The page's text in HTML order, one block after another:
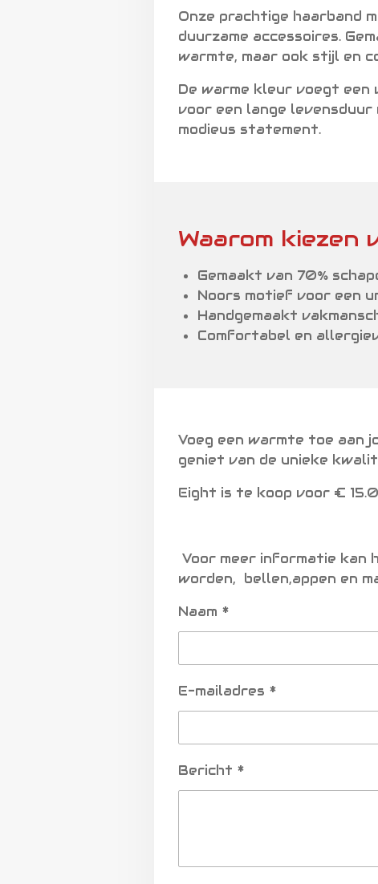
Onze prachtige haarband
duurzame accessoires.
warmte, maar ook stijl en
De warme kleur voegt
voor een lange
modieus statement.
Waarom kiezen
Gemaakt van 70%
Noors motief voor een
Handgemaakt
Comfortabel en
Voeg een warmte toe aan
geniet van de unieke
Eight is te koop voor €
Voor meer informatie kan
worden, bellen,appen en
Naam *
E-mailadres *
Bericht *